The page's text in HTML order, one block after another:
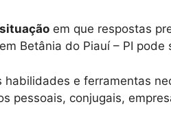
em que respostas
Betânia do Piauí – PI pode
e ferramentas
pessoais, conjugais,